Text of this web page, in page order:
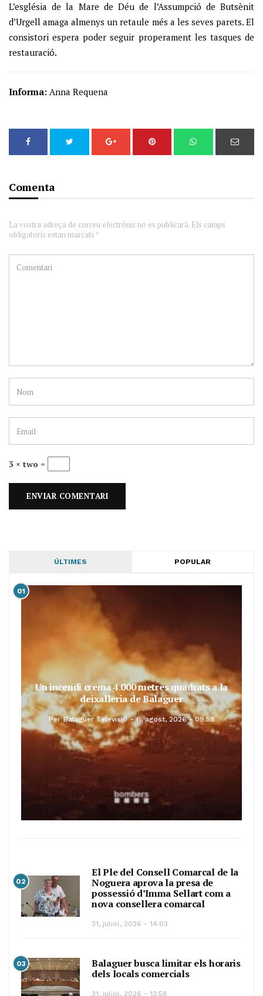
L’església de la Mare de Déu de l’Assumpció de Butsènit
d’Urgell amaga almenys un retaule més a les seves parets. El
consistori espera poder seguir properament les tasques de
restauració.
Informa: Anna Requena
Comenta
La vostra adreça de correu electrònic no es publicarà. Els camps
obligatoris estan marcats *
3 × two =
ÚLTIMES POPULAR
01
Un incendi crema 4.000 metres quadrats a la
deixalleria de Balaguer
Per Balaguer Televisió 6, agost, 2026 - 09:58
02
El Ple del Consell Comarcal de la
Noguera aprova la presa de
possessió d’Imma Sellart com a
nova consellera comarcal
31, juliol, 2026 - 14:03
03
Balaguer busca limitar els horaris
dels locals comercials
31, juliol, 2026 - 13:58